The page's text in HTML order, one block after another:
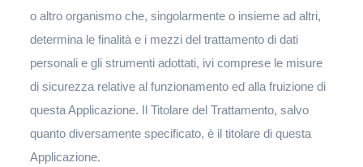
o altro organismo che, singolarmente o insieme ad altri,
determina le finalità e i mezzi del trattamento di dati
personali e gli strumenti adottati, ivi comprese le misure
di sicurezza relative al funzionamento ed alla fruizione di
questa Applicazione. Il Titolare del Trattamento, salvo
quanto diversamente specificato, è il titolare di questa
Applicazione.